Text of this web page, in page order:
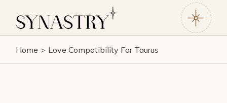
Home Love Compatibility For Taurus